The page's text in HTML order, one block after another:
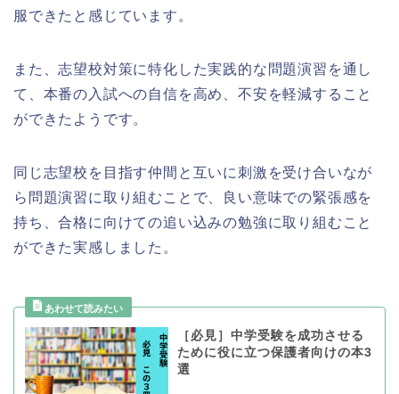
服できたと感じています。
また、志望校対策に特化した実践的な問題演習を通し
て、本番の入試への自信を高め、不安を軽減すること
ができたようです。
同じ志望校を目指す仲間と互いに刺激を受け合いなが
ら問題演習に取り組むことで、良い意味での緊張感を
持ち、合格に向けての追い込みの勉強に取り組むこと
ができた実感しました。
［必見］中学受験を成功させる
ために役に立つ保護者向けの本3
選